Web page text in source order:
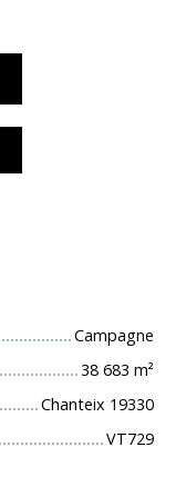
Campagne
38 683 m²
Chanteix 19330
VT729